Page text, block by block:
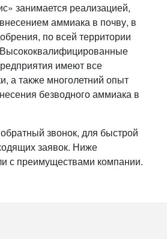
занимается реализацией,
аммиака в почву, в
по всей территории
имеют все
а также многолетний опыт
безводного аммиака в
звонок, для быстрой
заявок. Ниже
с преимуществами компании.